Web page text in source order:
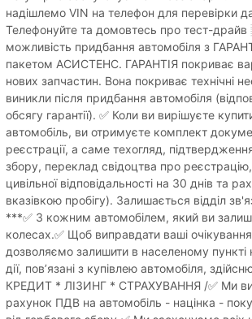
надішлемо VIN на телефон для перевірки
Телефонуйте та домовтесь про тест-
можливість придбання автомобіля з
пакетом АСИСТЕНС. ГАРАНТІЯ покриває
нових запчастин. Вона покриває технічні
виникли після придбання автомобіля
обсягу гарантії). ✅ Коли ви вирішуєте
автомобіль, ви отримуєте комплект
реєстрації, а саме техогляд,
збору, переклад свідоцтва про
цивільної відповідальності на 30 днів та
вказівкою пробігу). Залишається відділ
***✅ З кожним автомобілем, який ви
колесах.✅ Щоб виправдати ваші
дозволяємо залишити в населеному пункті
дії, пов’язані з купівлею автомобіля,
КРЕДИТ * ЛІЗИНГ * СТРАХУВАННЯ /✅ Ми
рахунок ПДВ на автомобіль - націнка -